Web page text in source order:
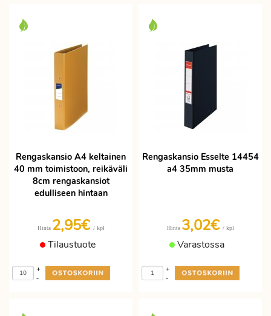
Rengaskansio A4 keltainen
40 mm toimistoon, reikäväli
8cm rengaskansiot
edulliseen hintaan
Hinta 2,95€ / kpl
Tilaustuote
-
+
Rengaskansio Esselte 14454
a4 35mm musta
Hinta 3,02€ / kpl
Varastossa
-
+